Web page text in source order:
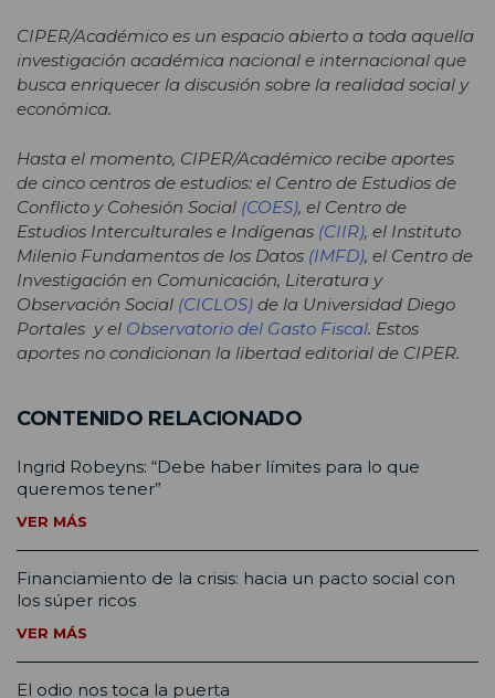
CIPER/Académico es un espacio abierto a toda aquella
investigación académica nacional e internacional que
busca enriquecer la discusión sobre la realidad social y
económica.
Hasta el momento, CIPER/Académico recibe aportes
de cinco centros de estudios: el Centro de Estudios de
Conflicto y Cohesión Social (COES), el Centro de
Estudios Interculturales e Indígenas (CIIR), el Instituto
Milenio Fundamentos de los Datos (IMFD), el Centro de
Investigación en Comunicación, Literatura y
Observación Social (CICLOS) de la Universidad Diego
Portales y el Observatorio del Gasto Fiscal. Estos
aportes no condicionan la libertad editorial de CIPER.
CONTENIDO RELACIONADO
Ingrid Robeyns: “Debe haber límites para lo que
queremos tener”
VER MÁS
Financiamiento de la crisis: hacia un pacto social con
los súper ricos
VER MÁS
El odio nos toca la puerta